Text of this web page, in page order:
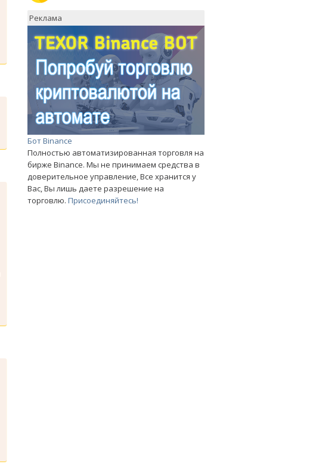
Реклама
Бот Binance
Полностью автоматизированная торговля на
бирже Binance. Мы не принимаем средства в
доверительное управление, Все хранится у
Вас, Вы лишь даете разрешение на
торговлю.Присоединяйтесь!